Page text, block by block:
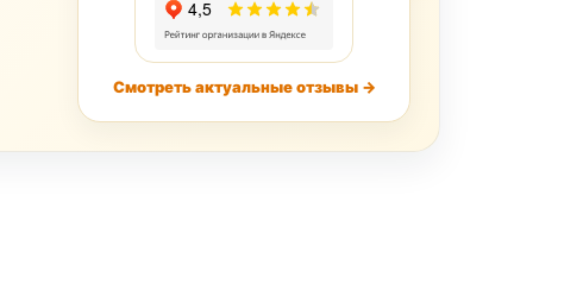
Смотреть актуальные отзывы →